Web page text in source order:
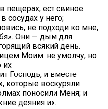
пещерах; ест свиное
сосудах у него;
не подходи ко мне,
Они — дым для
всякий день.
Моим: не умолчу, но
их
Господь, и вместе
которые воскуряли
поносили Меня; и
деяния их.